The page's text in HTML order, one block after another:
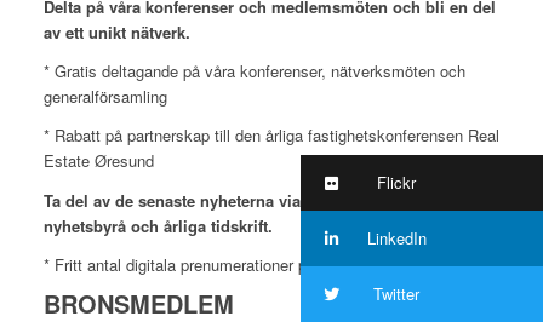
Delta på våra konferenser och medlemsmöten och bli en del
av ett unikt nätverk.
* Gratis deltagande på våra konferenser, nätverksmöten och
generalförsamling
* Rabatt på partnerskap till den årliga fastighetskonferensen Real
Estate Øresund
Ta del av de senaste nyheterna via vår oberoende
nyhetsbyrå och årliga tidskrift.
* Fritt antal digitala prenumerationer på nyhetsbrev
BRONSMEDLEM
Flickr
LinkedIn
Twitter